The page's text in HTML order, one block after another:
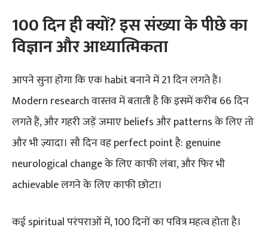
100 दिन ही क्यों? इस संख्या के पीछे का
विज्ञान और आध्यात्मिकता
आपने सुना होगा कि एक habit बनाने में 21 दिन लगते हैं।
Modern research वास्तव में बताती है कि इसमें करीब 66 दिन
लगते हैं, और गहरी जड़ें जमाए beliefs और patterns के लिए तो
और भी ज़्यादा। सौ दिन वह perfect point है: genuine
neurological change के लिए काफी लंबा, और फिर भी
achievable लगने के लिए काफी छोटा।
कई spiritual परंपराओं में, 100 दिनों का पवित्र महत्व होता है।